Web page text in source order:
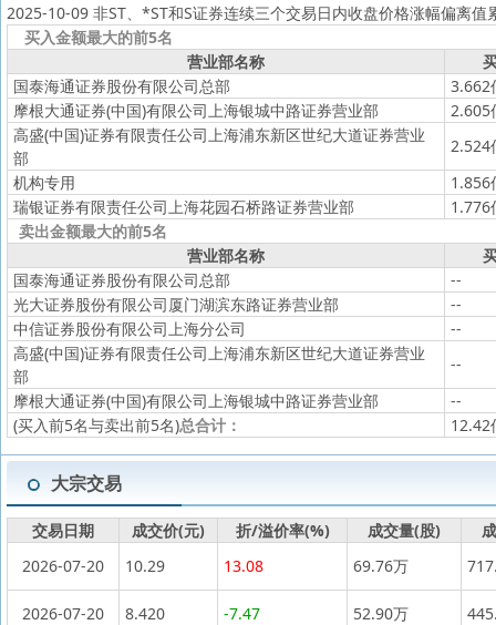
2025-10-09 非ST、*ST和S证券连续三个交易日内收盘价格涨幅偏离值
买入金额最大的前5名
营业部名称
国泰海通证券股份有限公司总部
3.662
摩根大通证券(中国)有限公司上海银城中路证券营业部
2.605
高盛(中国)证券有限责任公司上海浦东新区世纪大道证券营业
部
2.524
机构专用
1.856
瑞银证券有限责任公司上海花园石桥路证券营业部
1.776
卖出金额最大的前5名
营业部名称
国泰海通证券股份有限公司总部
--
光大证券股份有限公司厦门湖滨东路证券营业部
--
中信证券股份有限公司上海分公司
--
高盛(中国)证券有限责任公司上海浦东新区世纪大道证券营业
部
--
摩根大通证券(中国)有限公司上海银城中路证券营业部
--
(买入前5名与卖出前5名)总合计： 12.42
大宗交易
交易日期 成交价(元) 折/溢价率(%) 成交量(股)
2026-07-20
10.29 13.08 69.76万
2026-07-20 8.420 -7.47 52.90万